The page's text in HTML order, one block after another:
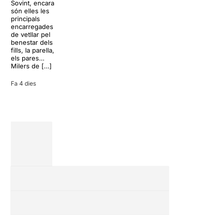
Sovint, encara
són elles les
principals
encarregades
de vetllar pel
benestar dels
fills, la parella,
els pares…
Milers de […]
Fa 4 dies